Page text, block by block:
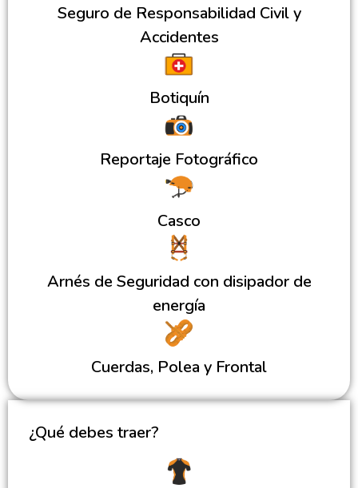
Seguro de Responsabilidad Civil y
Accidentes
Botiquín
Reportaje Fotográfico
Casco
Arnés de Seguridad con disipador de
energía
Cuerdas, Polea y Frontal
¿Qué debes traer?